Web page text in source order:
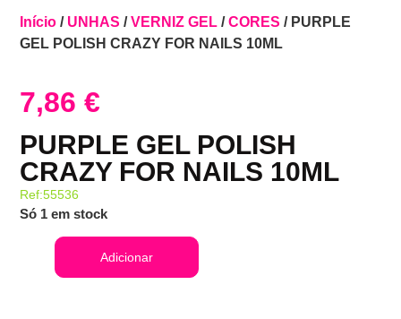
Início / UNHAS /VERNIZ GEL /CORES / PURPLE
GEL POLISH CRAZY FOR NAILS 10ML
7,86€
PURPLE GEL POLISH
CRAZY FOR NAILS 10ML
Ref:55536
Só 1 em stock
Adicionar